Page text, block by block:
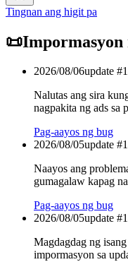
Tingnan ang higit pa
📜Impormasyon
2026/08/06update #
Nalutas ang sira
nagpakita ng ads sa
Pag-aayos ng bug
2026/08/05update #
Naayos ang
gumagalaw kapag
Pag-aayos ng bug
2026/08/05update #
Magdagdag ng
impormasyon sa